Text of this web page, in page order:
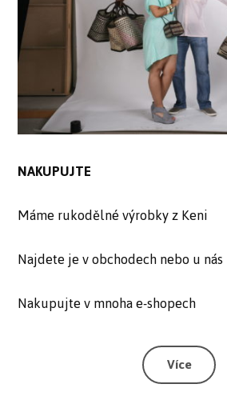
NAKUPUJTE
Máme rukodělné výrobky z Keni
Najdete je v obchodech nebo u nás
Nakupujte v mnoha e-shopech
Více